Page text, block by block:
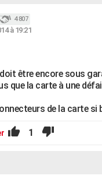
4 807
à 19:21
être encore sous
que la carte à une
de la carte si
1